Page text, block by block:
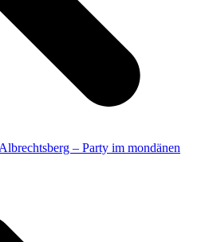
– Party im mondänen